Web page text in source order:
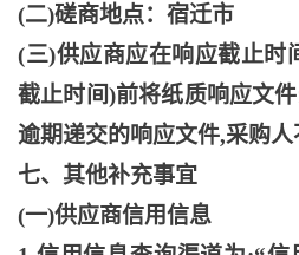
(二)磋商地点：宿迁市
(三)供应商应在响应截止时
截止时间)前将纸质响应文件
逾期递交的响应文件,采购人
七、其他补充事宜
(一)供应商信用信息